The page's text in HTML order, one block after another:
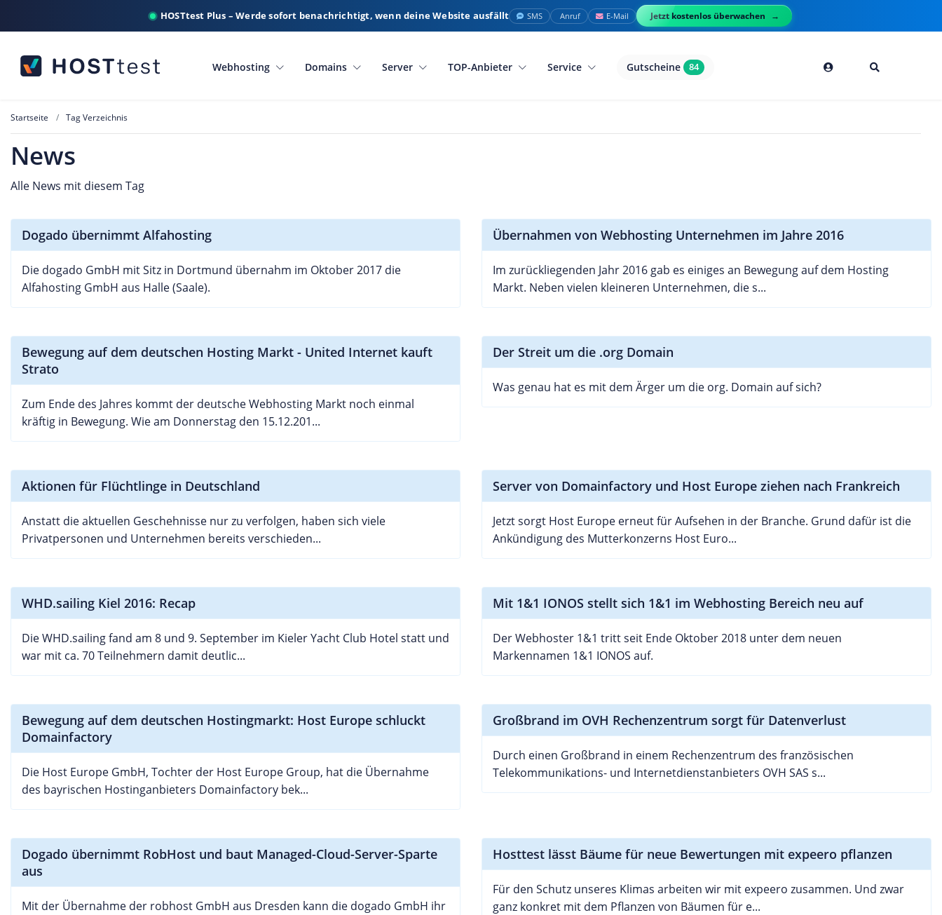
HOSTtest Plus – Werde sofort benachrichtigt, wenn deine Website ausfällt SMS Anruf E-Mail Jetzt kostenlos überwachen
Webhosting Domains Server TOP-Anbieter Service Gutscheine 84
Startseite Tag Verzeichnis
News
Alle News mit diesem Tag
Dogado übernimmt Alfahosting
Die dogado GmbH mit Sitz in Dortmund übernahm im Oktober 2017 die
Alfahosting GmbH aus Halle (Saale).
Übernahmen von Webhosting Unternehmen im Jahre 2016
Im zurückliegenden Jahr 2016 gab es einiges an Bewegung auf dem Hosting
Markt. Neben vielen kleineren Unternehmen, die s...
Bewegung auf dem deutschen Hosting Markt - United Internet kauft
Strato
Zum Ende des Jahres kommt der deutsche Webhosting Markt noch einmal
kräftig in Bewegung. Wie am Donnerstag den 15.12.201...
Der Streit um die .org Domain
Was genau hat es mit dem Ärger um die org. Domain auf sich?
Aktionen für Flüchtlinge in Deutschland
Anstatt die aktuellen Geschehnisse nur zu verfolgen, haben sich viele
Privatpersonen und Unternehmen bereits verschieden...
Server von Domainfactory und Host Europe ziehen nach Frankreich
Jetzt sorgt Host Europe erneut für Aufsehen in der Branche. Grund dafür ist die
Ankündigung des Mutterkonzerns Host Euro...
WHD.sailing Kiel 2016: Recap
Die WHD.sailing fand am 8 und 9. September im Kieler Yacht Club Hotel statt und
war mit ca. 70 Teilnehmern damit deutlic...
Mit 1&1 IONOS stellt sich 1&1 im Webhosting Bereich neu auf
Der Webhoster 1&1 tritt seit Ende Oktober 2018 unter dem neuen
Markennamen 1&1 IONOS auf.
Bewegung auf dem deutschen Hostingmarkt: Host Europe schluckt
Domainfactory
Die Host Europe GmbH, Tochter der Host Europe Group, hat die Übernahme
des bayrischen Hostinganbieters Domainfactory bek...
Großbrand im OVH Rechenzentrum sorgt für Datenverlust
Durch einen Großbrand in einem Rechenzentrum des französischen
Telekommunikations- und Internetdienstanbieters OVH SAS s...
Dogado übernimmt RobHost und baut Managed-Cloud-Server-Sparte
aus
Mit der Übernahme der robhost GmbH aus Dresden kann die dogado GmbH ihr
Hosttest lässt Bäume für neue Bewertungen mit expeero pflanzen
Für den Schutz unseres Klimas arbeiten wir mit expeero zusammen. Und zwar
ganz konkret mit dem Pflanzen von Bäumen für e...